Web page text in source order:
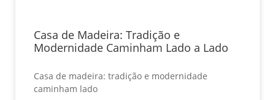
Casa de Madeira: Tradição e
Modernidade Caminham Lado a Lado
Casa de madeira: tradição e modernidade
caminham lado